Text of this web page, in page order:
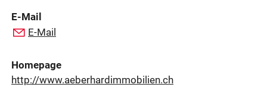
E-Mail
E-Mail
Homepage
http://www.aeberhardimmobilien.ch